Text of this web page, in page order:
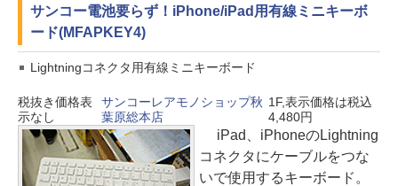
サンコー電池要らず！iPhone/iPad用有線ミニキーボ
ード(MFAPKEY4)
Lightningコネクタ用有線ミニキーボード
税抜き価格表
示なし
サンコーレアモノショップ秋
葉原総本店
1F,表示価格は税込
4,480円
iPad、iPhoneのLightning
コネクタにケーブルをつな
いで使用するキーボード。